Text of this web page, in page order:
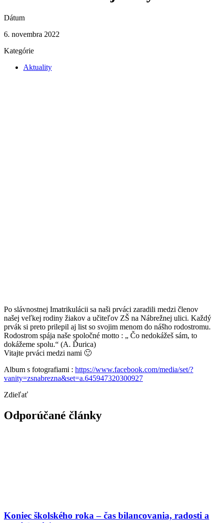
Dátum
6. novembra 2022
Kategórie
Aktuality
Po slávnostnej Imatrikulácii sa naši prváci zaradili medzi členov
našej veľkej rodiny žiakov a učiteľov ZŠ na Nábrežnej ulici. Každý
prvák si preto prilepil aj list so svojim menom do nášho rodostromu.
Rodostrom spája naše spoločné motto : „ Čo nedokážeš sám, to
dokážeme spolu.“ (A. Ďurica)
Vitajte prváci medzi nami 🙂
Album s fotografiami : https://www.facebook.com/media/set/?
vanity=zsnabrezna&set=a.645947320300927
Zdieľať
Odporúčané články
Koniec školského roka – čas bilancovania, radosti a